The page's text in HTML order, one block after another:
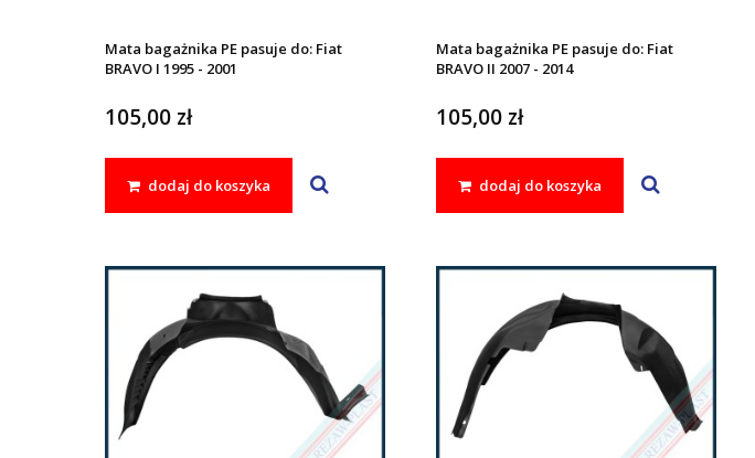
Mata bagażnika PE pasuje do: Fiat
BRAVO I 1995 - 2001
105,00 zł
dodaj do koszyka
Mata bagażnika PE pasuje do: Fiat
BRAVO II 2007 - 2014
105,00 zł
dodaj do koszyka